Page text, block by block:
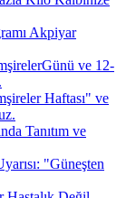
Akpiyar
ve 12-
Haftası" ve
Tanıtım ve
"Güneşten